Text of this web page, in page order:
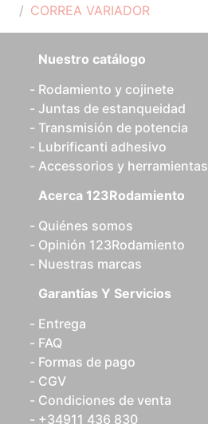
CORREA VARIADOR
Nuestro catálogo
Rodamiento y cojinete
Juntas de estanqueidad
Transmisión de potencia
Lubrificanti adhesivo
Accessorios y herramientas
Acerca 123Rodamiento
Quiénes somos
Opinión 123Rodamiento
Nuestras marcas
Garantías Y Servicios
Entrega
FAQ
Formas de pago
CGV
Condiciones de venta
+34911 436 830